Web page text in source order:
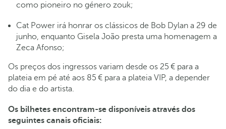
como pioneiro no género zouk;
Cat Power irá honrar os clássicos de Bob Dylan a 29 de
junho, enquanto Gisela João presta uma homenagem a
Zeca Afonso;
Os preços dos ingressos variam desde os 25 € para a
plateia em pé até aos 85 € para a plateia VIP, a depender
do dia e do artista.
Os bilhetes encontram-se disponíveis através dos
seguintes canais oficiais: